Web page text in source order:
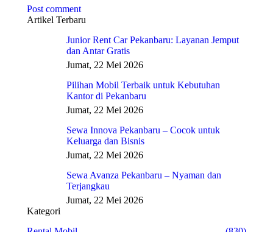
Post comment
Artikel Terbaru
Junior Rent Car Pekanbaru: Layanan Jemput
dan Antar Gratis
Jumat, 22 Mei 2026
Pilihan Mobil Terbaik untuk Kebutuhan
Kantor di Pekanbaru
Jumat, 22 Mei 2026
Sewa Innova Pekanbaru – Cocok untuk
Keluarga dan Bisnis
Jumat, 22 Mei 2026
Sewa Avanza Pekanbaru – Nyaman dan
Terjangkau
Jumat, 22 Mei 2026
Kategori